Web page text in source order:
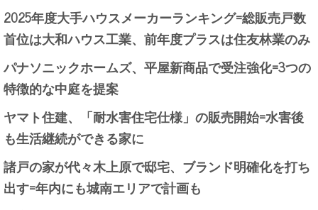
2025年度大手ハウスメーカーランキング=総販売戸数
首位は大和ハウス工業、前年度プラスは住友林業のみ
パナソニックホームズ、平屋新商品で受注強化=3つの
特徴的な中庭を提案
ヤマト住建、「耐水害住宅仕様」の販売開始=水害後
も生活継続ができる家に
諸戸の家が代々木上原で邸宅、ブランド明確化を打ち
出す=年内にも城南エリアで計画も